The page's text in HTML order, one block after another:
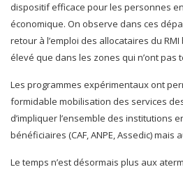
dispositif efficace pour les personnes
économique. On observe dans ces
retour à l’emploi des allocataires du
élevé que dans les zones qui n’ont pas
Les programmes expérimentaux ont
formidable mobilisation des services
d’impliquer l’ensemble des institutions
bénéficiaires (CAF, ANPE, Assedic) mais
Le temps n’est désormais plus aux